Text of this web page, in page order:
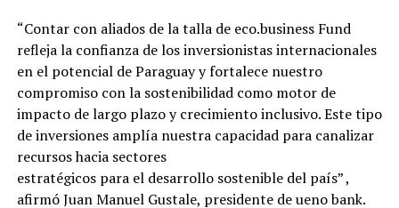
“Contar con aliados de la talla de eco.business Fund
refleja la confianza de los inversionistas internacionales
en el potencial de Paraguay y fortalece nuestro
compromiso con la sostenibilidad como motor de
impacto de largo plazo y crecimiento inclusivo. Este tipo
de inversiones amplía nuestra capacidad para canalizar
recursos hacia sectores
estratégicos para el desarrollo sostenible del país” ,
afirmó Juan Manuel Gustale, presidente de ueno bank.